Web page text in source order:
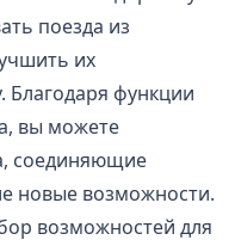
поезда из
их
Благодаря функции
вы можете
соединяющие
новые возможности.
возможностей для